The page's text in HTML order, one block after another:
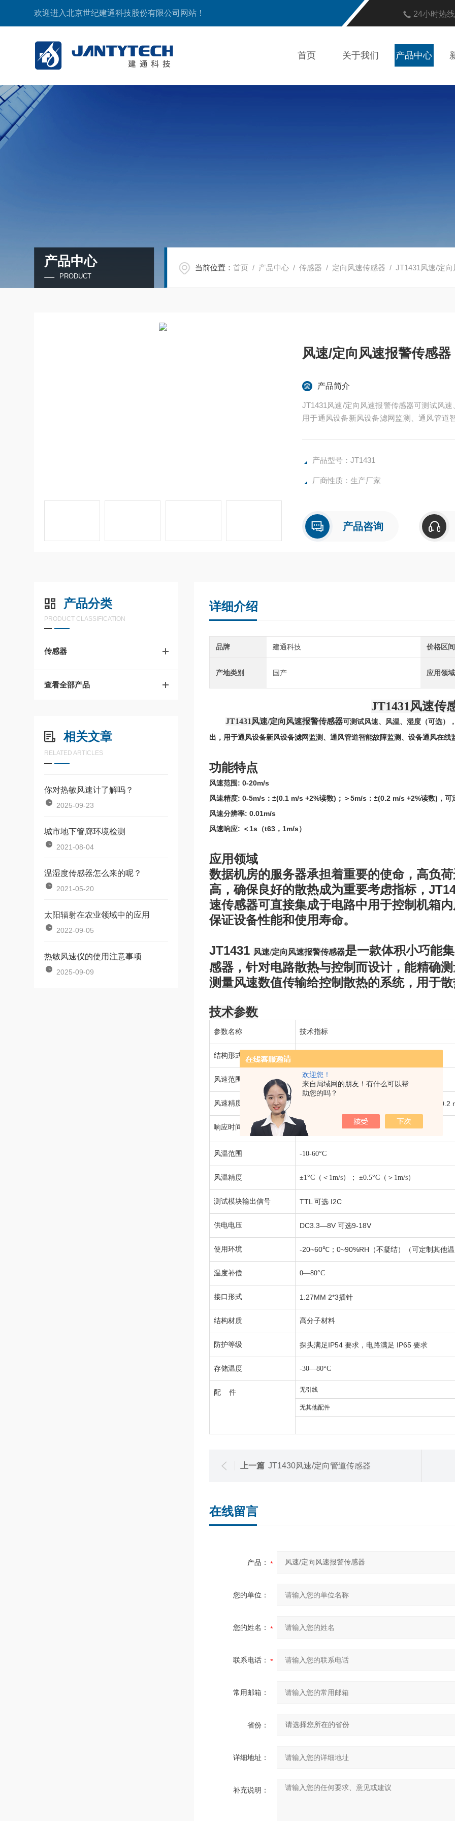
欢迎您！
来自局域网的朋友！有什么可以帮
助您的吗？
欢迎进入北京世纪建通科技股份有限公司网站！ 24小时热线
首页 关于我们 产品中心
产品中心
PRODUCT
当前位置：首页 / 产品中心 /传感器 / 定向风速传感器 / JT1431风速/定向
风速/定向风速报警传感器
产品简介
JT1431风速/定向风速报警传感器可测试风
用于通风设备新风设备滤网监测、通风管道
产品型号：JT1431
厂商性质：生产厂家
产品咨询
产品分类
PRODUCT CLASSIFICATION
传感器
查看全部产品
相关文章
RELATED ARTICLES
你对热敏风速计了解吗？
2025-09-23
城市地下管廊环境检测
2021-08-04
温湿度传感器怎么来的呢？
2021-05-20
太阳辐射在农业领域中的应用
2022-09-05
热敏风速仪的使用注意事项
2025-09-09
详细介绍
品牌 建通科技 价格区间
产地类别 国产 应用领域
JT1431风速传
JT1431 风速/定向风速报警传感器可测试风速、风温、湿度（可选）
出，用于通风设备新风设备滤网监测、通风管道智能故障监测、设备通风在线
功能特点
风速范围: 0-20m/s
风速精度: 0-5m/s：±(0.1 m/s +2%读数)；＞5m/s：±(0.2 m/s +2%读数)，可
风速分辨率: 0.01m/s
风速响应: ＜1s（t63，1m/s）
应用领域
数据机房的服务器承担着重要的使命，高负
高，确保良好的散热成为重要考虑指标，
速传感器可直接集成于电路中用于控制机箱
保证设备性能和使用寿命。
JT1431 风速/定向风速报警传感器是一款体积小巧能
感器，针对电路散热与控制而设计，能精确
测量风速数值传输给控制散热的系统，用于散
技术参数
参数名称 技术指标
结构形式
风速范围 0-15m/s（可定制0-20m/s）
风速精度 0.1-5m/s：±(0.1 m/s+2%读数)；＞5m/s：±(0.2
响应时间 ＜1s（t63 、1m/s）
风温范围 -10-60°C
风温精度 ±1°C（＜1m/s）； ±0.5°C（＞1m/s）
测试模块输出信号 TTL 可选 I2C
供电电压 DC3.3—8V 可选9-18V
使用环境 -20~60℃；0~90%RH（不凝结）（可定制其他温
温度补偿 0—80°C
接口形式 1.27MM 2*3插针
结构材质 高分子材料
防护等级 探头满足IP54 要求，电路满足 IP65 要求
存储温度 -30—80°C
配 件 无引线
无其他配件
上一篇 JT1430风速/定向管道传感器
在线留言
产品：
您的单位：
您的姓名：
联系电话：
常用邮箱：
省份：
详细地址：
补充说明：